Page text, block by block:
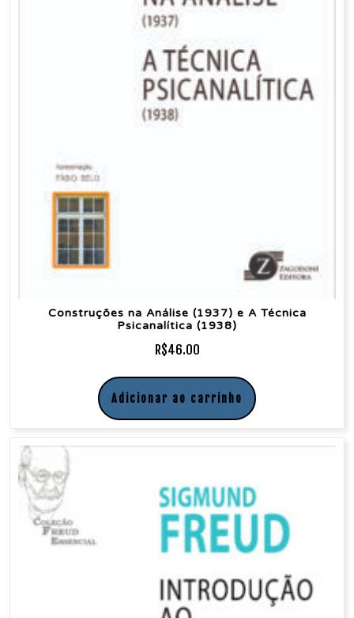
Construções na Análise (1937) e A Técnica
Psicanalítica (1938)
R$46.00
Adicionar ao carrinho